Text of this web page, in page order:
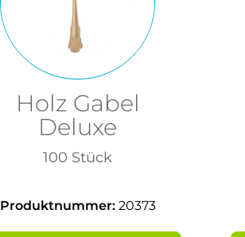
Holz Gabel
Deluxe
100 Stück
Produktnummer: 20373